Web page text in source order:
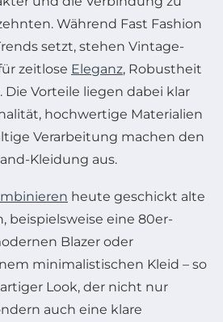
Während Fast Fashion
setzt, stehen Vintage-
zeitlose Eleganz, Robustheit
Vorteile liegen dabei klar
hochwertige Materialien
Verarbeitung machen den
Kleidung aus.
heute geschickt alte
beispielsweise eine 80er-
Blazer oder
minimalistischen Kleid – so
Look, der nicht nur
auch eine klare